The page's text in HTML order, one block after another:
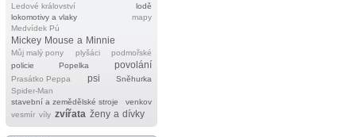
Ledové království
lodě
lokomotivy a vlaky
mapy
Medvídek Pú
Mickey Mouse a Minnie
Můj malý pony plyšáci
podmořské
policie
Popelka povolání
Prasátko Peppa psi
Sněhurka
Spider‐Man
stavební a zemědělské stroje
venkov
vesmír víly zvířata ženy a dívky